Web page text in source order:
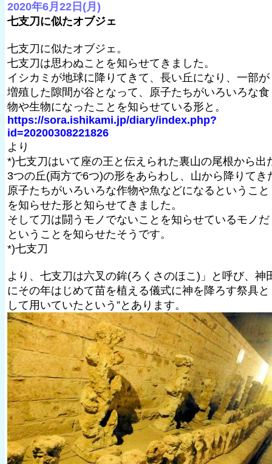
2020年6月22日(月)
七支刀に似たオブジェ
七支刀に似たオブジェ。
七支刀は思わぬことを知らせてきました。
イシカミが地球に降りてきて、長い丘になり、一部が
増殖した隙間が谷となって、原子たちがいろいろな食
物や生物になったことを知らせている形と。
https://sora.ishikami.jp/diary/index.php?
id=20200308221826
より
*)七支刀はいて座の王と伝えられた裏山の尾根から出
3つの丘(両方で6つ)の形をあらわし、山から降りてき
原子たちがいろいろな作物や魚などになるということ
を知らせた形と知らせてきました。
そして刀は闘うモノでないことを知らせているモノだ
ということを知らせたそうです。
*)七支刀
より、七支刀は六叉の鉾(ろくさのほこ)」と呼び、神
にその年はじめて苗を植える儀式に神を降ろす祭具と
して用いていたという”とあります。